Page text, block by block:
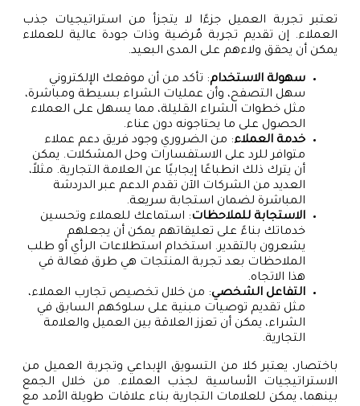
تعتبر تجربة العميل جزءًا لا يتجزأ من استراتيجيات جذب
العملاء. إن تقديم تجربة مٌرضية وذات جودة عالية للعملاء
يمكن أن يحقق ولاءهم على المدى البعيد.
سهولة الاستخدام: تأكد من أن موقعك الإلكتروني
سهل التصفح، وأن عمليات الشراء بسيطة ومباشرة،
مثل خطوات الشراء القليلة، مما يسهل على العملاء
الحصول على ما يحتاجونه دون عناء.
خدمة العملاء: من الضروري وجود فريق دعم عملاء
متوافر للرد على الاستفسارات وحل المشكلات. يمكن
أن يترك ذلك انطباعًا إيجابيًا عن العلامة التجارية. مثلاً،
العديد من الشركات الآن تقدم الدعم عبر الدردشة
المباشرة لضمان استجابة سريعة.
الاستجابة للملاحظات: استماعك للعملاء وتحسين
خدماتك بناءً على تعليقاتهم يمكن أن يجعلهم
يشعرون بالتقدير. استخدام استطلاعات الرأي أو طلب
الملاحظات بعد تجربة المنتجات هي طرق فعالة في
هذا الاتجاه.
التفاعل الشخصي: من خلال تخصيص تجارب العملاء،
مثل تقديم توصيات مبنية على سلوكهم السابق في
الشراء، يمكن أن تعزز العلاقة بين العميل والعلامة
التجارية.
باختصار، يعتبر كلا من التسويق الإبداعي وتجربة العميل من
الاستراتيجيات الأساسية لجذب العملاء. من خلال الجمع
بينهما، يمكن للعلامات التجارية بناء علاقات طويلة الأمد مع